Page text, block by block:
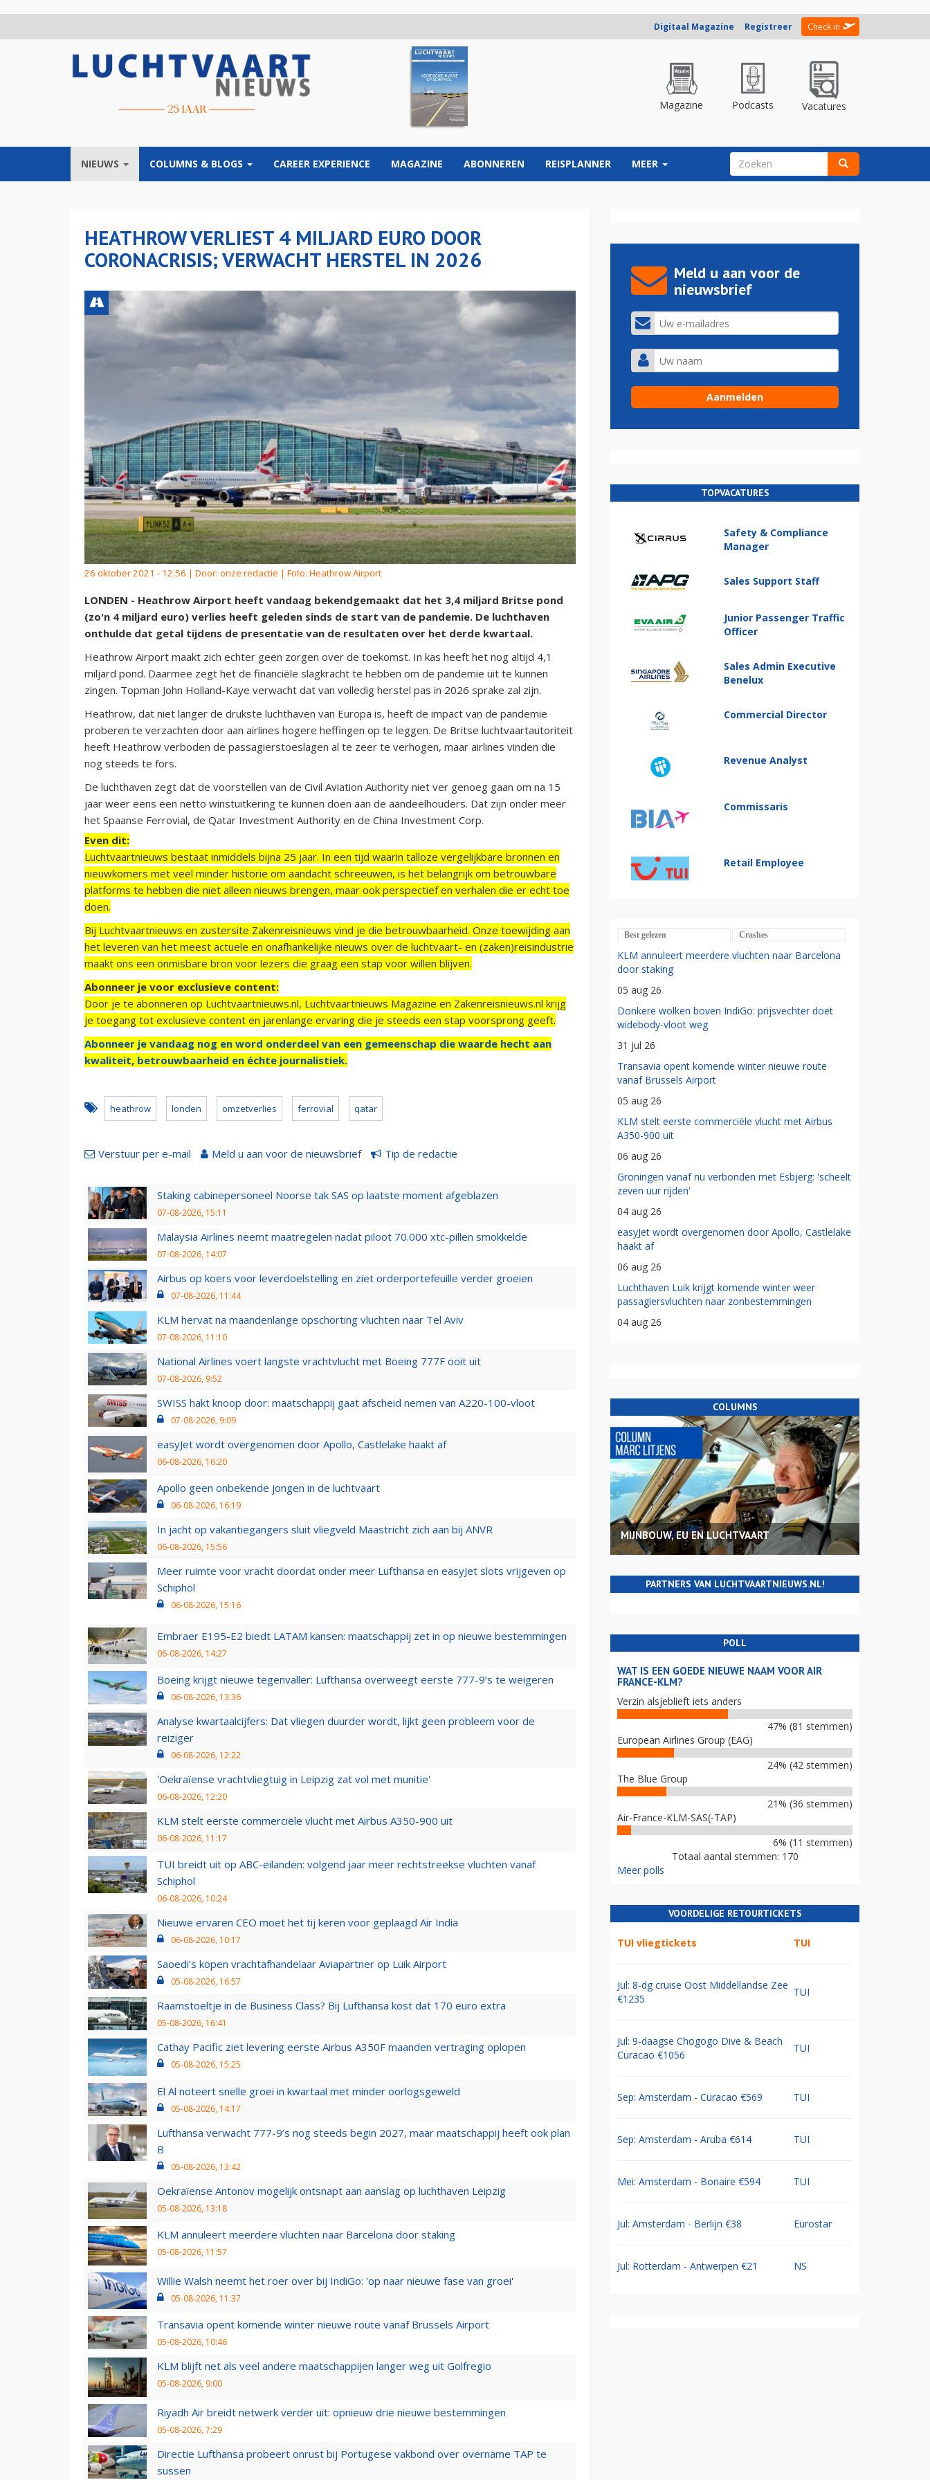
Digitaal Magazine Registreer Check in
Magazine Podcasts Vacatures
NIEUWS COLUMNS & BLOGS CAREER EXPERIENCE MAGAZINE ABONNEREN REISPLANNER MEER ZOEKVELD
HEATHROW VERLIEST 4 MILJARD EURO DOOR
CORONACRISIS; VERWACHT HERSTEL IN 2026
26 oktober 2021 - 12:56 | Door: onze redactie | Foto: Heathrow Airport
LONDEN - Heathrow Airport heeft vandaag bekendgemaakt dat het 3,4 miljard Britse pond
(zo'n 4 miljard euro) verlies heeft geleden sinds de start van de pandemie. De luchthaven
onthulde dat getal tijdens de presentatie van de resultaten over het derde kwartaal.
Heathrow Airport maakt zich echter geen zorgen over de toekomst. In kas heeft het nog altijd 4,1
miljard pond. Daarmee zegt het de financiële slagkracht te hebben om de pandemie uit te kunnen
zingen. Topman John Holland-Kaye verwacht dat van volledig herstel pas in 2026 sprake zal zijn.
Heathrow, dat niet langer de drukste luchthaven van Europa is, heeft de impact van de pandemie
proberen te verzachten door aan airlines hogere heffingen op te leggen. De Britse luchtvaartautoriteit
heeft Heathrow verboden de passagierstoeslagen al te zeer te verhogen, maar airlines vinden die
nog steeds te fors.
De luchthaven zegt dat de voorstellen van de Civil Aviation Authority niet ver genoeg gaan om na 15
jaar weer eens een netto winstuitkering te kunnen doen aan de aandeelhouders. Dat zijn onder meer
het Spaanse Ferrovial, de Qatar Investment Authority en de China Investment Corp.
Even dit:
Luchtvaartnieuws bestaat inmiddels bijna 25 jaar. In een tijd waarin talloze vergelijkbare bronnen en
nieuwkomers met veel minder historie om aandacht schreeuwen, is het belangrijk om betrouwbare
platforms te hebben die niet alleen nieuws brengen, maar ook perspectief en verhalen die er echt toe
doen.
Bij Luchtvaartnieuws en zustersite Zakenreisnieuws vind je die betrouwbaarheid. Onze toewijding aan
het leveren van het meest actuele en onafhankelijke nieuws over de luchtvaart- en (zaken)reisindustrie
maakt ons een onmisbare bron voor lezers die graag een stap voor willen blijven.
Abonneer je voor exclusieve content:
Door je te abonneren op Luchtvaartnieuws.nl, Luchtvaartnieuws Magazine en Zakenreisnieuws.nl krijg
je toegang tot exclusieve content en jarenlange ervaring die je steeds een stap voorsprong geeft.
Abonneer je vandaag nog en word onderdeel van een gemeenschap die waarde hecht aan
kwaliteit, betrouwbaarheid en échte journalistiek.
heathrow londen omzetverlies ferrovial qatar
Verstuur per e-mail Meld u aan voor de nieuwsbrief Tip de redactie
Staking cabinepersoneel Noorse tak SAS op laatste moment afgeblazen
07-08-2026, 15:11
Malaysia Airlines neemt maatregelen nadat piloot 70.000 xtc-pillen smokkelde
07-08-2026, 14:07
Airbus op koers voor leverdoelstelling en ziet orderportefeuille verder groeien
07-08-2026, 11:44
KLM hervat na maandenlange opschorting vluchten naar Tel Aviv
07-08-2026, 11:10
National Airlines voert langste vrachtvlucht met Boeing 777F ooit uit
07-08-2026, 9:52
SWISS hakt knoop door: maatschappij gaat afscheid nemen van A220-100-vloot
07-08-2026, 9:09
easyJet wordt overgenomen door Apollo, Castlelake haakt af
06-08-2026, 16:20
Apollo geen onbekende jongen in de luchtvaart
06-08-2026, 16:19
In jacht op vakantiegangers sluit vliegveld Maastricht zich aan bij ANVR
06-08-2026, 15:56
Meer ruimte voor vracht doordat onder meer Lufthansa en easyJet slots vrijgeven op
Schiphol
06-08-2026, 15:16
Embraer E195-E2 biedt LATAM kansen: maatschappij zet in op nieuwe bestemmingen
06-08-2026, 14:27
Boeing krijgt nieuwe tegenvaller: Lufthansa overweegt eerste 777-9’s te weigeren
06-08-2026, 13:36
Analyse kwartaalcijfers: Dat vliegen duurder wordt, lijkt geen probleem voor de
reiziger
06-08-2026, 12:22
'Oekraïense vrachtvliegtuig in Leipzig zat vol met munitie'
06-08-2026, 12:20
KLM stelt eerste commerciële vlucht met Airbus A350-900 uit
06-08-2026, 11:17
TUI breidt uit op ABC-eilanden: volgend jaar meer rechtstreekse vluchten vanaf
Schiphol
06-08-2026, 10:24
Nieuwe ervaren CEO moet het tij keren voor geplaagd Air India
06-08-2026, 10:17
Saoedi’s kopen vrachtafhandelaar Aviapartner op Luik Airport
05-08-2026, 16:57
Raamstoeltje in de Business Class? Bij Lufthansa kost dat 170 euro extra
05-08-2026, 16:41
Cathay Pacific ziet levering eerste Airbus A350F maanden vertraging oplopen
05-08-2026, 15:25
El Al noteert snelle groei in kwartaal met minder oorlogsgeweld
05-08-2026, 14:17
Lufthansa verwacht 777-9’s nog steeds begin 2027, maar maatschappij heeft ook plan
B
05-08-2026, 13:42
Oekraïense Antonov mogelijk ontsnapt aan aanslag op luchthaven Leipzig
05-08-2026, 13:18
KLM annuleert meerdere vluchten naar Barcelona door staking
05-08-2026, 11:57
Willie Walsh neemt het roer over bij IndiGo: 'op naar nieuwe fase van groei'
05-08-2026, 11:37
Transavia opent komende winter nieuwe route vanaf Brussels Airport
05-08-2026, 10:46
KLM blijft net als veel andere maatschappijen langer weg uit Golfregio
05-08-2026, 9:00
Riyadh Air breidt netwerk verder uit: opnieuw drie nieuwe bestemmingen
05-08-2026, 7:29
Directie Lufthansa probeert onrust bij Portugese vakbond over overname TAP te
sussen
Meld u aan voor de
nieuwsbrief
TOPVACATURES
Safety & Compliance
Manager
Sales Support Staff
Junior Passenger Traffic
Officer
Sales Admin Executive
Benelux
Commercial Director
Revenue Analyst
Commissaris
Retail Employee
Best gelezen Crashes
KLM annuleert meerdere vluchten naar Barcelona
door staking
05 aug 26
Donkere wolken boven IndiGo: prijsvechter doet
widebody-vloot weg
31 jul 26
Transavia opent komende winter nieuwe route
vanaf Brussels Airport
05 aug 26
KLM stelt eerste commerciële vlucht met Airbus
A350-900 uit
06 aug 26
Groningen vanaf nu verbonden met Esbjerg: 'scheelt
zeven uur rijden'
04 aug 26
easyJet wordt overgenomen door Apollo, Castlelake
haakt af
06 aug 26
Luchthaven Luik krijgt komende winter weer
passagiersvluchten naar zonbestemmingen
04 aug 26
COLUMNS
MIJNBOUW, EU EN LUCHTVAART
PARTNERS VAN LUCHTVAARTNIEUWS.NL!
POLL
WAT IS EEN GOEDE NIEUWE NAAM VOOR AIR
FRANCE-KLM?
Verzin alsjeblieft iets anders
47% (81 stemmen)
European Airlines Group (EAG)
24% (42 stemmen)
The Blue Group
21% (36 stemmen)
Air-France-KLM-SAS(-TAP)
6% (11 stemmen)
Totaal aantal stemmen: 170
Meer polls
VOORDELIGE RETOURTICKETS
TUI vliegtickets TUI
Jul: 8-dg cruise Oost Middellandse Zee
€1235
TUI
Jul: 9-daagse Chogogo Dive & Beach
Curacao €1056
TUI
Sep: Amsterdam - Curacao €569 TUI
Sep: Amsterdam - Aruba €614 TUI
Mei: Amsterdam - Bonaire €594 TUI
Jul: Amsterdam - Berlijn €38 Eurostar
Jul: Rotterdam - Antwerpen €21 NS